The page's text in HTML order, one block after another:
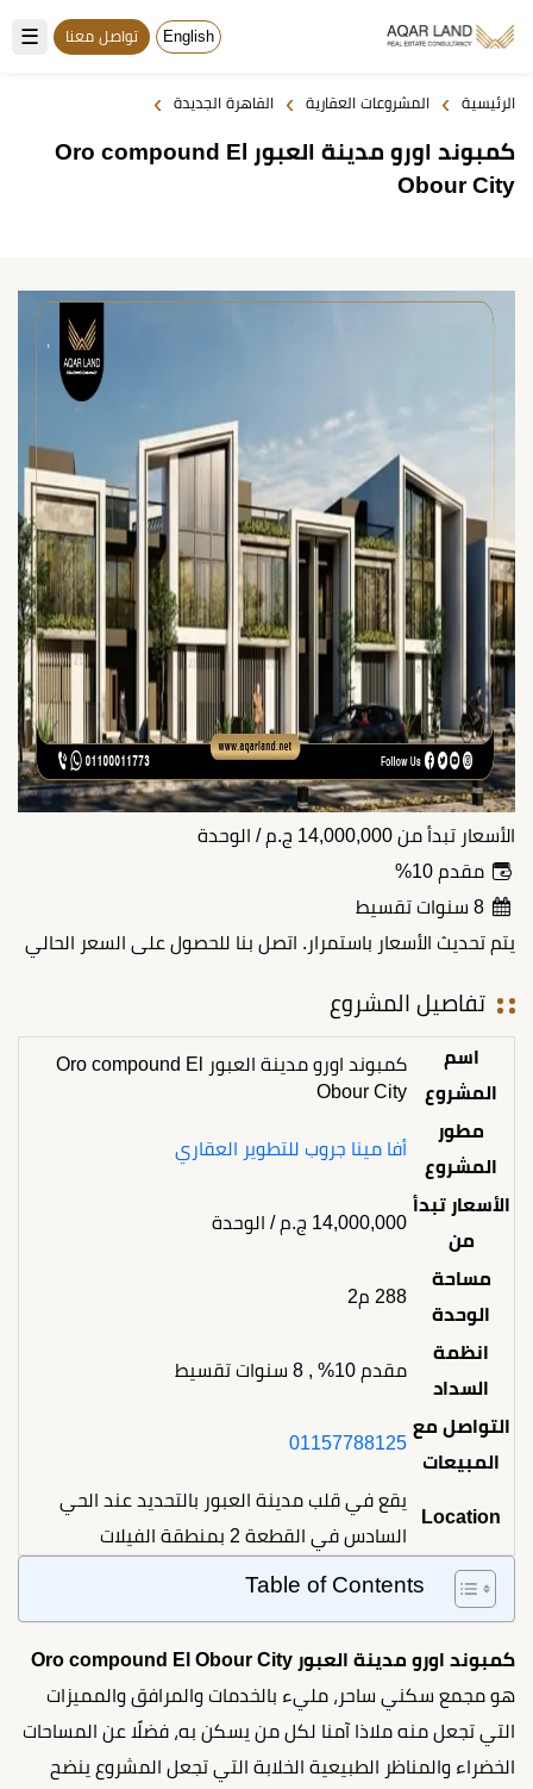
☰ English تواصل معنا
الرئيسية › المشروعات العقارية › القاهرة الجديدة ›
كمبوند اورو مدينة العبور Oro compound El
Obour City
الأسعار تبدأ من 14,000,000 ج.م / الوحدة
مقدم 10%
8 سنوات تقسيط
يتم تحديث الأسعار باستمرار. اتصل بنا للحصول على السعر الحالي
تفاصيل المشروع
اسم
المشروع
كمبوند اورو مدينة العبور Oro compound El
Obour City
مطور
المشروع
أفا مينا جروب للتطوير العقاري
الأسعار تبدأ
من
14,000,000 ج.م / الوحدة
مساحة
الوحدة
288 م2
انظمة
السداد
مقدم 10% , 8 سنوات تقسيط
التواصل مع
المبيعات
01157788125
Location
يقع في قلب مدينة العبور بالتحديد عند الحي
السادس في القطعة 2 بمنطقة الفيلات
Table of Contents
كمبوند اورو مدينة العبور Oro compound El Obour City
هو مجمع سكني ساحر، مليء بالخدمات والمرافق والمميزات
التي تجعل منه ملاذا آمنا لكل من يسكن به، فضلًا عن المساحات
الخضراء والمناظر الطبيعية الخلابة التي تجعل المشروع ينضح